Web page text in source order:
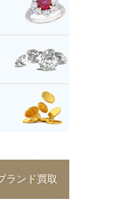
ランド買取